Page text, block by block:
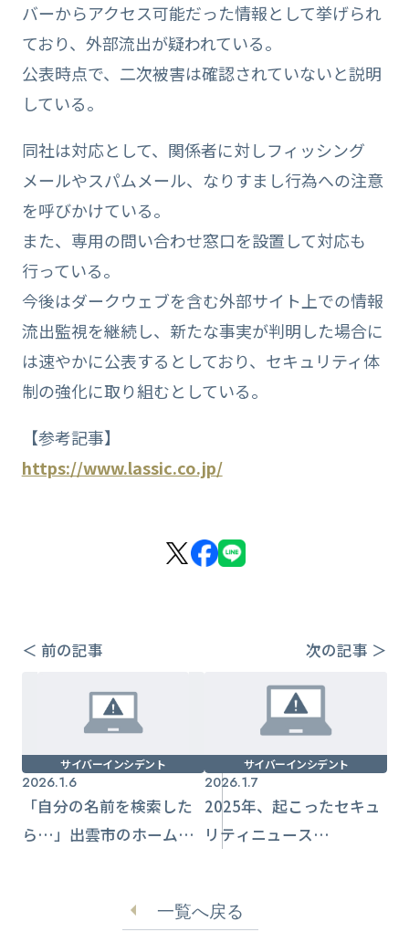
バーからアクセス可能だった情報として挙げられ
ており、外部流出が疑われている。
公表時点で、二次被害は確認されていないと説明
している。
同社は対応として、関係者に対しフィッシング
メールやスパムメール、なりすまし行為への注意
を呼びかけている。
また、専用の問い合わせ窓口を設置して対応も
行っている。
今後はダークウェブを含む外部サイト上での情報
流出監視を継続し、新たな事実が判明した場合に
は速やかに公表するとしており、セキュリティ体
制の強化に取り組むとしている。
【参考記事】
https://www.lassic.co.jp/
＜ 前の記事 次の記事 ＞
サイバーインシデント
2026.1.6
「自分の名前を検索した
ら…」出雲市のホーム
サイバーインシデント
2026.1.7
2025年、起こったセキュ
リティニュース
一覧へ戻る